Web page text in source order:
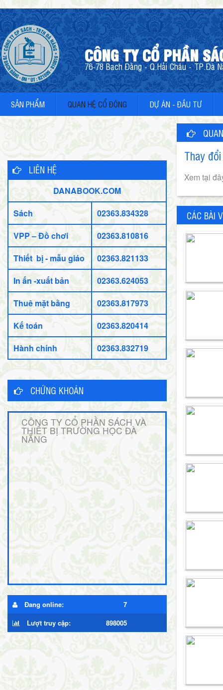
CÔNG TY CỔ PHẦN
76-78 Bạch Đằng - Q.Hải Châu - TP.Đà
SẢN PHẨM QUAN HỆ CỔ ĐÔNG DỰ ÁN - ĐẦU TƯ
LIÊN HỆ
DANABOOK.COM
Sách
02363.834328
VPP – Đồ chơi
02363.810816
Thiết bị - mẫu giáo
02363.821133
In ấn -xuất bản
02363.624053
Thuê mặt bằng
02363.817973
Kế toán
02363.820414
Hành chính
02363.832719
CHỨNG KHOÁN
CÔNG TY CỔ PHẦN SÁCH VÀ
THIẾT BỊ TRƯỜNG HỌC ĐÀ
NẴNG
Đang online:
7
Lượt truy cập:
898005
Thay
Xem tại
CÁC BÀI